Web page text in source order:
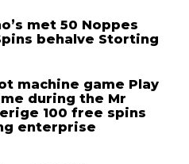
met 50 Noppes
behalve Storting
machine game Play
during the Mr
100 free spins
enterprise